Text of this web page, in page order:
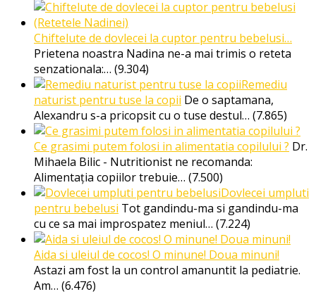
Chiftelute de dovlecei la cuptor pentru bebelusi…
Prietena noastra Nadina ne-a mai trimis o reteta
senzationala:… (9.304)
Remediu
naturist pentru tuse la copii De o saptamana,
Alexandru s-a pricopsit cu o tuse destul… (7.865)
Ce grasimi putem folosi in alimentatia copilului ? Dr.
Mihaela Bilic - Nutritionist ne recomanda:
Alimentația copiilor trebuie… (7.500)
Dovlecei umpluti
pentru bebelusi Tot gandindu-ma si gandindu-ma
cu ce sa mai improspatez meniul… (7.224)
Aida si uleiul de cocos! O minune! Doua minuni!
Astazi am fost la un control amanuntit la pediatrie.
Am… (6.476)